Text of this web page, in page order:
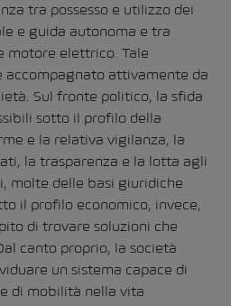
tra possesso e utilizzo dei
e guida autonoma e tra
motore elettrico. Tale
accompagnato attivamente da
Sul fronte politico, la sfida
sotto il profilo della
e la relativa vigilanza, la
la trasparenza e la lotta agli
molte delle basi giuridiche
il profilo economico, invece,
di trovare soluzioni che
canto proprio, la società
un sistema capace di
di mobilità nella vita